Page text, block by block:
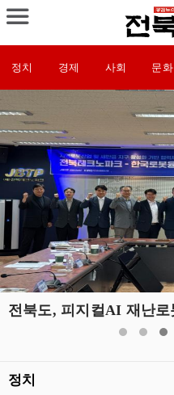
정치 경제 사회 문화
전북도, 피지컬AI 재난
정치